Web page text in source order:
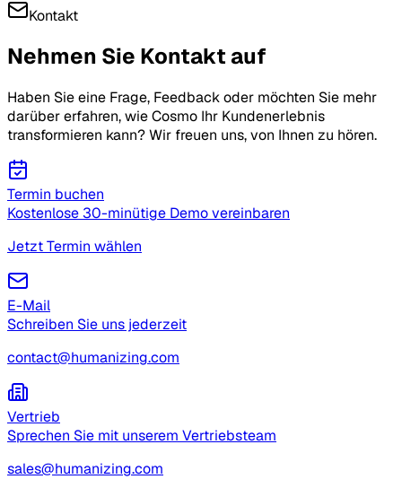
Kontakt
Nehmen Sie Kontakt auf
Haben Sie eine Frage, Feedback oder möchten Sie mehr
darüber erfahren, wie Cosmo Ihr Kundenerlebnis
transformieren kann? Wir freuen uns, von Ihnen zu hören.
Termin buchen
Kostenlose 30-minütige Demo vereinbaren
Jetzt Termin wählen
E-Mail
Schreiben Sie uns jederzeit
contact@humanizing.com
Vertrieb
Sprechen Sie mit unserem Vertriebsteam
sales@humanizing.com